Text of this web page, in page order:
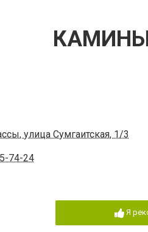
КАМИНЫ,
улица Сумгаитская, 1/3
74-24
Я